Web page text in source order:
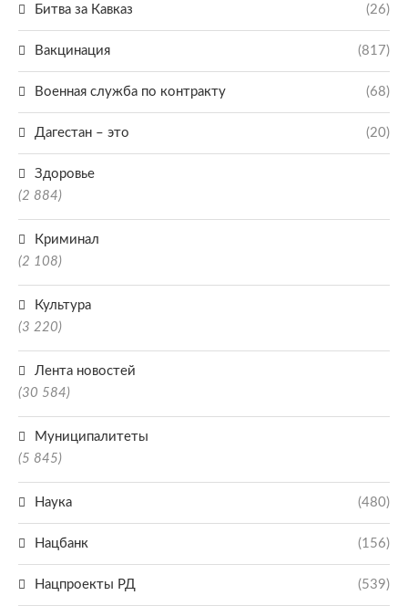
Битва за Кавказ (26)
Вакцинация (817)
Военная служба по контракту (68)
Дагестан – это (20)
Здоровье
(2 884)
Криминал
(2 108)
Культура
(3 220)
Лента новостей
(30 584)
Муниципалитеты
(5 845)
Наука (480)
Нацбанк (156)
Нацпроекты РД (539)